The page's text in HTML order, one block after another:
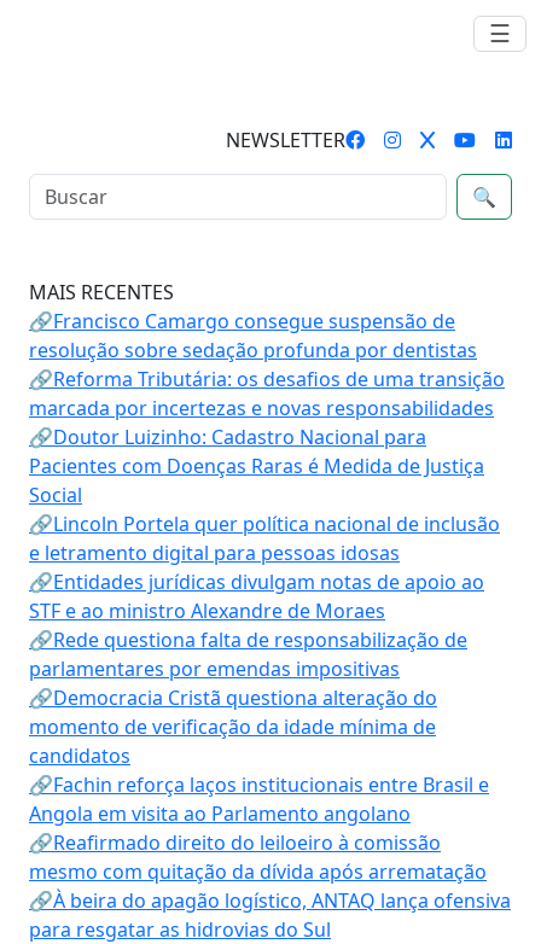
☰
NEWSLETTER
🔍
MAIS RECENTES
🔗Francisco Camargo consegue suspensão de
resolução sobre sedação profunda por dentistas
🔗Reforma Tributária: os desafios de uma transição
marcada por incertezas e novas responsabilidades
🔗Doutor Luizinho: Cadastro Nacional para
Pacientes com Doenças Raras é Medida de Justiça
Social
🔗Lincoln Portela quer política nacional de inclusão
e letramento digital para pessoas idosas
🔗Entidades jurídicas divulgam notas de apoio ao
STF e ao ministro Alexandre de Moraes
🔗Rede questiona falta de responsabilização de
parlamentares por emendas impositivas
🔗Democracia Cristã questiona alteração do
momento de verificação da idade mínima de
candidatos
🔗Fachin reforça laços institucionais entre Brasil e
Angola em visita ao Parlamento angolano
🔗Reafirmado direito do leiloeiro à comissão
mesmo com quitação da dívida após arrematação
🔗À beira do apagão logístico, ANTAQ lança ofensiva
para resgatar as hidrovias do Sul